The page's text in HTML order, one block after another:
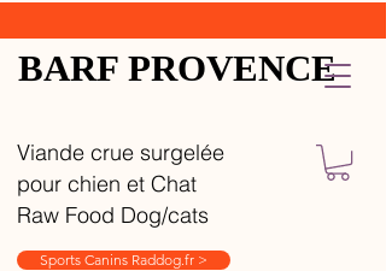
BARF PROVENCE
Viande crue surgelée
pour chien et Chat
Raw Food Dog/cats
Sports Canins Raddog.fr >